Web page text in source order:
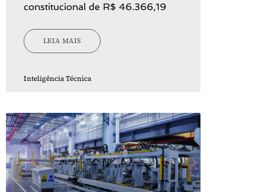
constitucional de R$ 46.366,19
LEIA MAIS
Inteligência Técnica